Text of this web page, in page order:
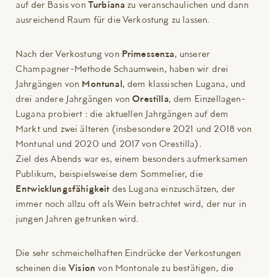
auf der Basis von Turbiana zu veranschaulichen und dann
ausreichend Raum für die Verkostung zu lassen.
Nach der Verkostung von Primessenza, unserer
Champagner-Methode Schaumwein, haben wir drei
Jahrgängen von Montunal, dem klassischen Lugana, und
drei andere Jahrgängen vonOrestilla, dem Einzellagen-
Lugana probiert : die aktuellen Jahrgängen auf dem
Markt und zwei älteren (insbesondere 2021 und 2018 von
Montunal und 2020 und 2017 von Orestilla).
Ziel des Abends war es, einem besonders aufmerksamen
Publikum, beispielsweise dem Sommelier, die
Entwicklungsfähigkeit des Lugana einzuschätzen, der
immer noch allzu oft als Wein betrachtet wird, der nur in
jungen Jahren getrunken wird.
Die sehr schmeichelhaften Eindrücke der Verkostungen
scheinen dieVision von Montonale zu bestätigen, die